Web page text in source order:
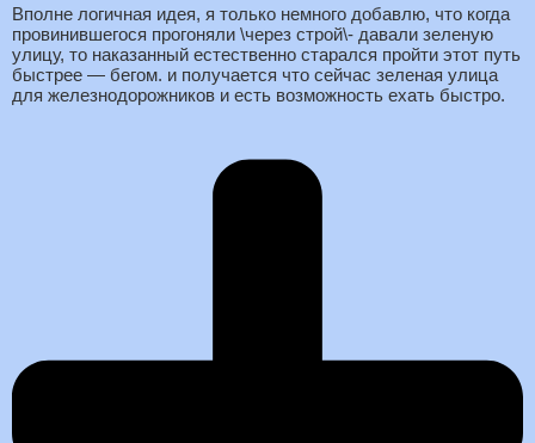
Вполне логичная идея, я только немного добавлю, что когда
провинившегося прогоняли \через строй\- давали зеленую
улицу, то наказанный естественно старался пройти этот путь
быстрее — бегом. и получается что сейчас зеленая улица
для железнодорожников и есть возможность ехать быстро.